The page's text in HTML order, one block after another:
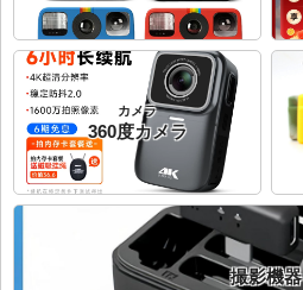
カメラ
360度カメラ
撮影機器